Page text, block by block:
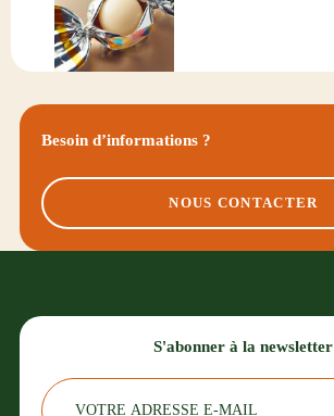
Besoin d’informations ?
NOUS CONTACTER
S'abonner à la newsletter